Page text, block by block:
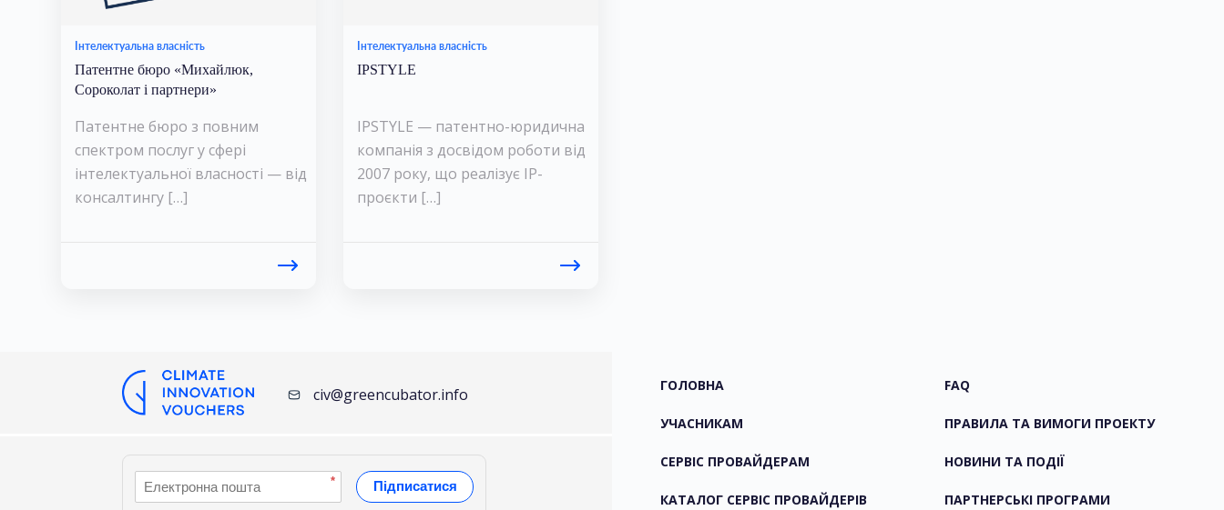
Інтелектуальна власність
Патентне бюро «Михайлюк,
Сороколат і партнери»
Патентне бюро з повним
спектром послуг у сфері
інтелектуальної власності — від
консалтингу […]
Інтелектуальна власність
IPSTYLE
IPSTYLE — патентно-юридична
компанія з досвідом роботи від
2007 року, що реалізує IP-
проєкти […]
civ@greencubator.info
* Підписатися
ГОЛОВНА
УЧАСНИКАМ
СЕРВІС ПРОВАЙДЕРАМ
КАТАЛОГ СЕРВІС ПРОВАЙДЕРІВ
FAQ
ПРАВИЛА ТА ВИМОГИ ПРОЕКТУ
НОВИНИ ТА ПОДІЇ
ПАРТНЕРСЬКІ ПРОГРАМИ